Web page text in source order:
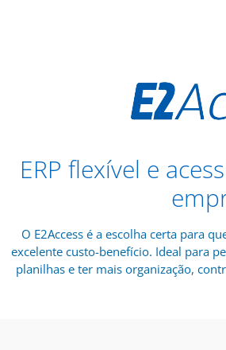
ERP flexível e
O E2Access é a escolha certa para
excelente custo-benefício. Ideal para
planilhas e ter mais organização,